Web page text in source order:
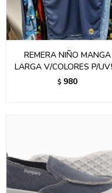
REMERA NIÑO MANGA
LARGA V/COLORES P/
$ 980